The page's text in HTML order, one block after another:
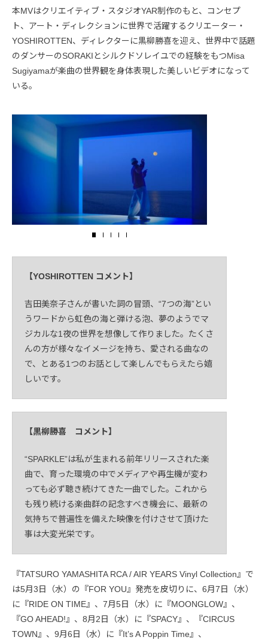
本MVはクリエイティブ・スタジオYAR制作のもと、コンセプ
ト、アート・ディレクションに世界で活躍するクリエーター・
YOSHIROTTEN、ディレクターに黒柳勝喜を迎え、世界中で話題
のダンサーのSORAKIとシルクドソレイユでの経験をもつMisa
Sugiyamaが楽曲の世界観を身体表現した美しいビデオになって
いる。
【YOSHIROTTEN コメント】
吉田美奈子さんが書いた詞の冒頭、“7つの海”とい
うワードから虹色の海と弾ける泡、夢のようでマ
ジカルな1夜の世界を想像して作りました。たくさ
んの方が様々なイメージを持ち、愛される曲なの
で、とある1つのお話として楽しんでもらえたら嬉
しいです。
【黒柳勝喜 コメント】
“SPARKLE”は私が生まれる前年リリースされた楽
曲で、育った環境の中でメディアや再生機が変わ
っても必ず聴き続けてきた一曲でした。これから
も残り続ける楽曲群の記念すべき機会に、最新の
気持ちで普遍性を備えた映像を付けさせて頂けた
事は大変光栄です。
『TATSURO YAMASHITA RCA / AIR YEARS Vinyl Collection』で
は5月3日（水）の『FOR YOU』発売を皮切りに、6月7日（水）
に『RIDE ON TIME』、7月5日（水）に『MOONGLOW』、
『GO AHEAD!』、8月2日（水）に『SPACY』、『CIRCUS
TOWN』、9月6日（水）に『It’s A Poppin Time』、